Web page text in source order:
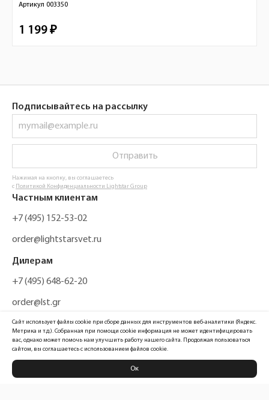
Артикул 003350
1 199 ₽
Подписывайтесь на рассылку
Отправить
Нажимая на кнопку, вы соглашаетесь
с Политикой Конфиденциальности Lightstar Group
Частным клиентам
+7 (495) 152-53-02
order@lightstarsvet.ru
Дилерам
+7 (495) 648-62-20
order@lst.gr
Политика конфиденциальности
Сайт использует файлы cookie при сборе данных для инструментов веб-аналитики (Яндекс.
Метрика и т.д.). Собранная при помощи cookie информация не может идентифицировать
вас, однако может помочь нам улучшить работу нашего сайта. Продолжая пользоваться
сайтом, вы соглашаетесь с использованием файлов cookie.
Ок